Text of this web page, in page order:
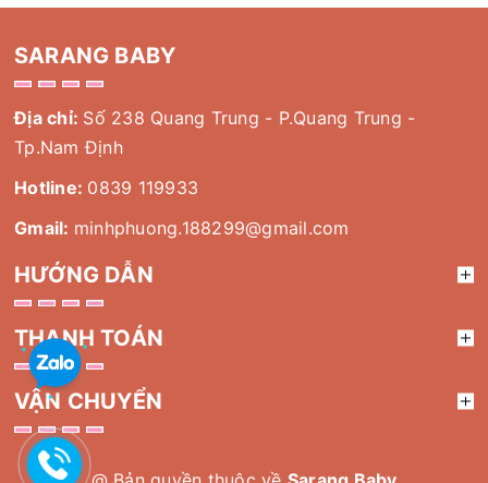
SARANG BABY
Địa chỉ: Số 238 Quang Trung - P.Quang Trung -
Tp.Nam Định
Hotline: 0839 119933
Gmail: minhphuong.188299@gmail.com
HƯỚNG DẪN
THANH TOÁN
VẬN CHUYỂN